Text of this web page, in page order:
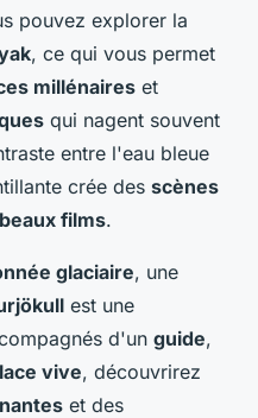
pouvez explorer la
, ce qui vous permet
millénaires et
qui nagent souvent
entre l'eau bleue
crée des scènes
films.
glaciaire, une
est une
d'un guide,
vive, découvrirez
et des